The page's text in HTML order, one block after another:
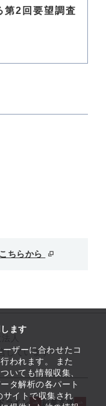
ます
ザーに合わせたコ
われます。 また
いても情報収集、
タ解析の各パート
イトで収集され
第2回要望調査
ちらから
しています
ライン 起業支援